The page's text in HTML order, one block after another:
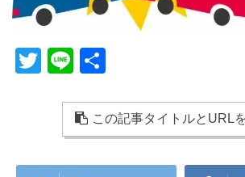
T
er
Li
e この記事タイトルとURL